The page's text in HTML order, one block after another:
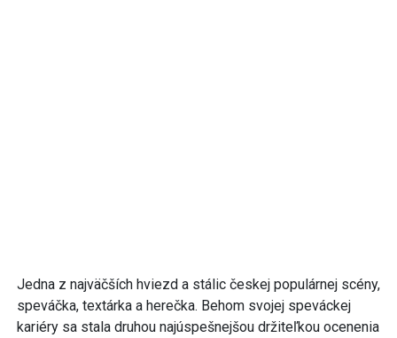
Jedna z najväčších hviezd a stálic českej populárnej scény,
speváčka, textárka a herečka. Behom svojej speváckej
kariéry sa stala druhou najúspešnejšou držiteľkou ocenenia